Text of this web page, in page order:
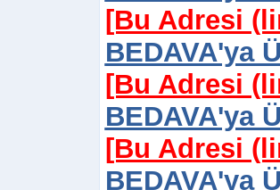
[Bu Adresi
BEDAVA'ya
[Bu Adresi
BEDAVA'ya
[Bu Adresi
BEDAVA'ya